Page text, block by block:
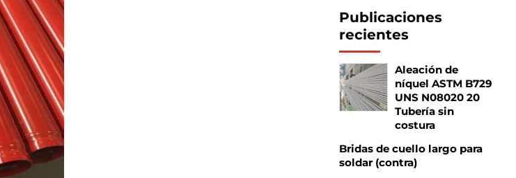
Publicaciones
recientes
Aleación de
níquel ASTM B729
UNS N08020 20
Tubería sin
costura
Bridas de cuello largo para
soldar (contra)